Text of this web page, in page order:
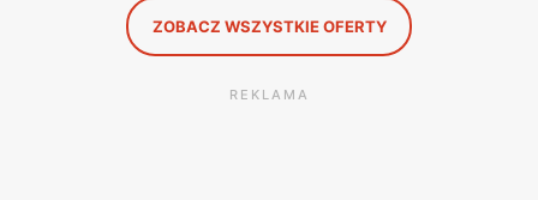
ZOBACZ WSZYSTKIE OFERTY
REKLAMA